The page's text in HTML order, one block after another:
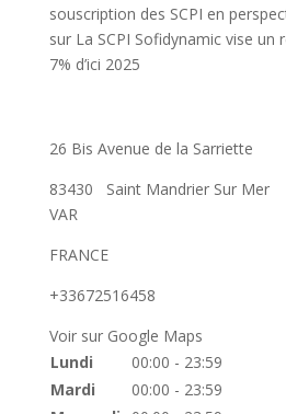
souscription des SCPI en
sur La SCPI Sofidynamic vise un
7% d’ici 2025
26 Bis Avenue de la Sarriette
83430
Saint Mandrier Sur Mer
VAR
FRANCE
+33672516458
Voir sur Google Maps
Lundi
00:00 - 23:59
Mardi
00:00 - 23:59